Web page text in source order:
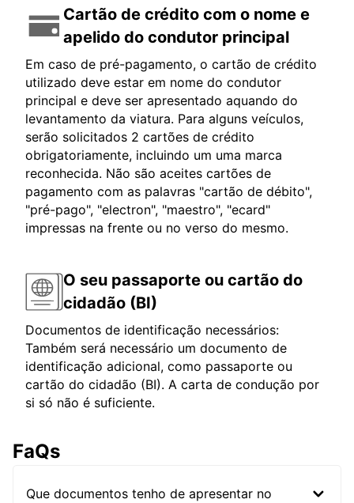
Cartão de crédito com o nome e
apelido do condutor principal
Em caso de pré-pagamento, o cartão de crédito
utilizado deve estar em nome do condutor
principal e deve ser apresentado aquando do
levantamento da viatura. Para alguns veículos,
serão solicitados 2 cartões de crédito
obrigatoriamente, incluindo um uma marca
reconhecida. Não são aceites cartões de
pagamento com as palavras "cartão de débito",
"pré-pago", "electron", "maestro", "ecard"
impressas na frente ou no verso do mesmo.
O seu passaporte ou cartão do
cidadão (BI)
Documentos de identificação necessários:
Também será necessário um documento de
identificação adicional, como passaporte ou
cartão do cidadão (BI). A carta de condução por
si só não é suficiente.
FaQs
Que documentos tenho de apresentar no